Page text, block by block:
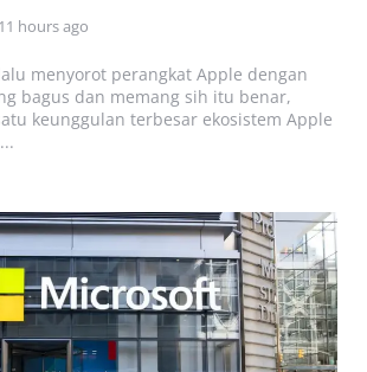
11 hours ago
menyorot perangkat Apple dengan
bagus dan memang sih itu benar,
keunggulan terbesar ekosistem Apple